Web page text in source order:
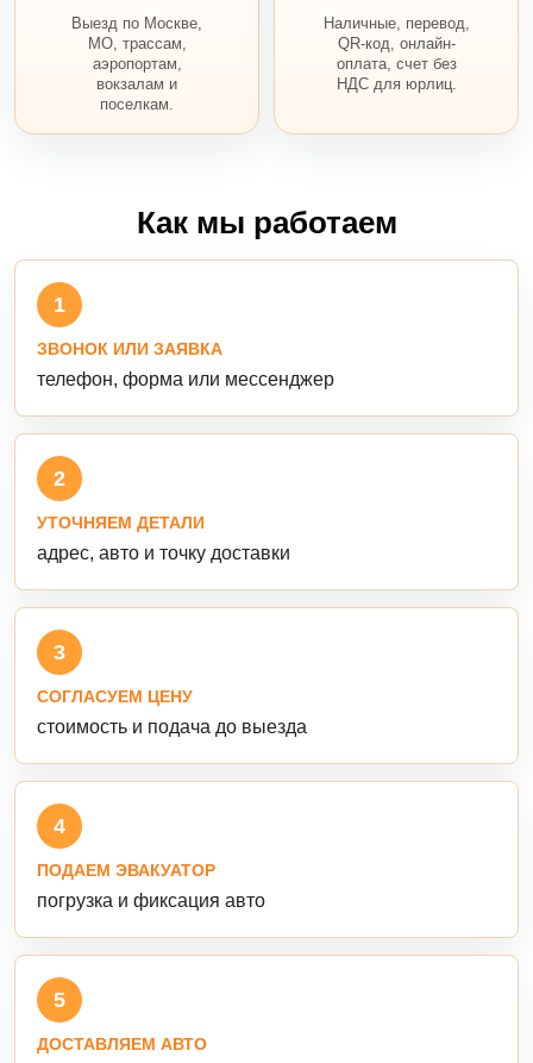
Выезд по Москве,
МО, трассам,
аэропортам,
вокзалам и
поселкам.
Наличные, перевод,
QR-код, онлайн-
оплата, счет без
НДС для юрлиц.
Как мы работаем
1
ЗВОНОК ИЛИ ЗАЯВКА
телефон, форма или мессенджер
2
УТОЧНЯЕМ ДЕТАЛИ
адрес, авто и точку доставки
3
СОГЛАСУЕМ ЦЕНУ
стоимость и подача до выезда
4
ПОДАЕМ ЭВАКУАТОР
погрузка и фиксация авто
5
ДОСТАВЛЯЕМ АВТО